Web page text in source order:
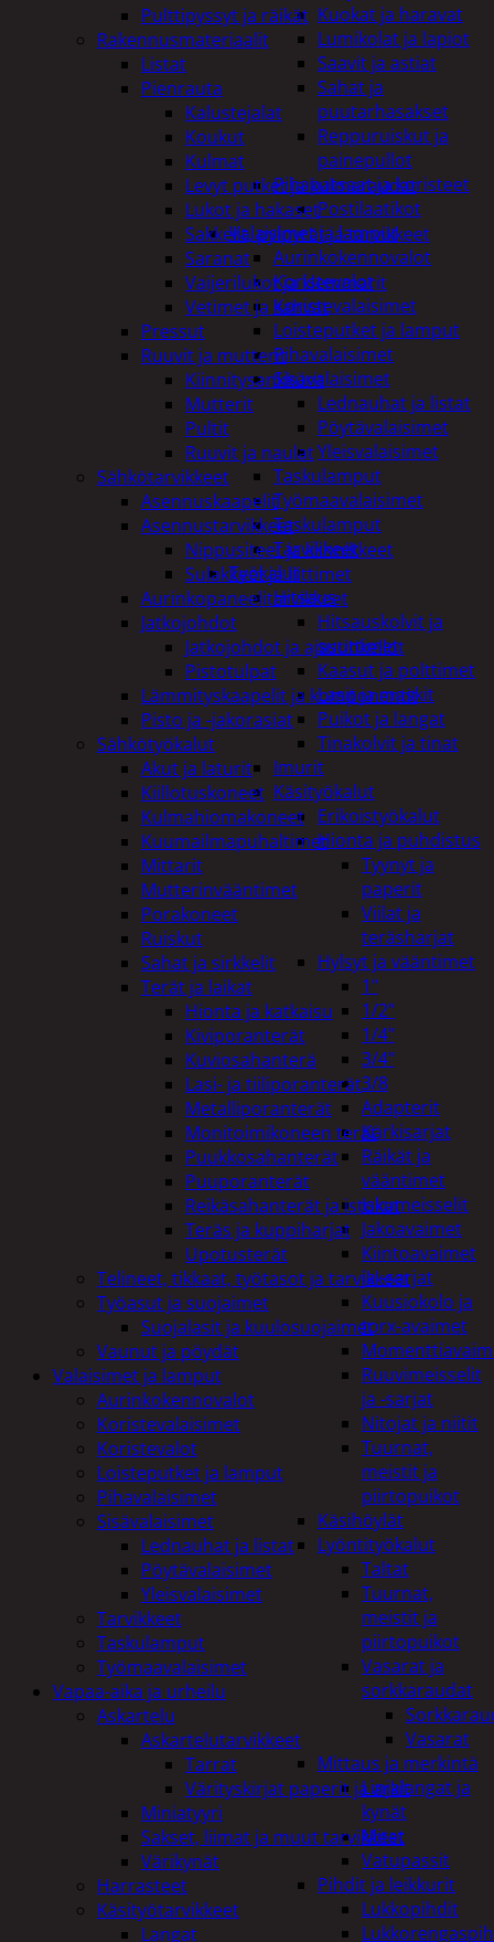
Kuokat ja haravat
Lumikolat ja lapiot
Saavit ja astiat
Sahat ja
puutarhasakset
Reppuruiskut ja
painepullot
Pihapatsaat ja koristeet
Postilaatikot
Valaisimet ja lamput
Aurinkokennovalot
Koristevalot
Koristevalaisimet
Loisteputket ja lamput
Pihavalaisimet
Sisävalaisimet
Lednauhat ja listat
Pöytävalaisimet
Yleisvalaisimet
Taskulamput
Työmaavalaisimet
Taskulamput
Tarvikkeet
Työkalut
Hitsaus
Hitsauskolvit ja
suuttimet
Kaasut ja polttimet
Lasit ja maskit
Puikot ja langat
Tinakolvit ja tinat
Imurit
Käsityökalut
Erikoistyökalut
Hionta ja puhdistus
Tyynyt ja
paperit
Viilat ja
teräsharjat
Hylsyt ja vääntimet
1"
1/2"
1/4"
3/4"
3/8
Adapterit
Kärkisarjat
Räikät ja
vääntimet
Iskumeisselit
Jakoavaimet
Kiintoavaimet
ja -sarjat
Kuusiokolo ja
torx-avaimet
Ruuvimeisselit
ja -sarjat
Nitojat ja niitit
Tuurnat,
meistit ja
piirtopuikot
Käsihöylät
Lyöntityökalut
Taltat
Tuurnat,
meistit ja
piirtopuikot
Vasarat ja
sorkkaraudat
Vasarat
Mittaus ja merkintä
Linjalangat ja
kynät
Mitat
Vatupassit
Pihdit ja leikkurit
Lukkopihdit
Pulttipyssyt ja räikät
Rakennusmateriaalit
Listat
Pienrauta
Kalustejalat
Koukut
Kulmat
Levyt putket ja kulmaraudat
Lukot ja hakaset
Sakkelit, pylpyrät ja tarvikkeet
Saranat
Vaijerilukot ja klemmarit
Vetimet ja kahvat
Pressut
Ruuvit ja mutterit
Kiinnitysankkurit
Mutterit
Pultit
Ruuvit ja naulat
Sähkötarvikkeet
Asennuskaapelit
Asennustarvikkeet
Nippusiteet ja kiinnikkeet
Sulakkeet ja liittimet
Aurinkopaneelitarvikkeet
Jatkojohdot
Jatkojohdot ja ajastinkellot
Pistotulpat
Lämmityskaapelit ja komponentit
Pisto ja -jakorasiat
Sähkötyökalut
Akut ja laturit
Kiillotuskoneet
Kulmahiomakoneet
Kuumailmapuhaltimet
Mittarit
Mutterinvääntimet
Porakoneet
Ruiskut
Sahat ja sirkkelit
Terät ja laikat
Hionta ja katkaisu
Kiviporanterät
Kuviosahanterä
Lasi- ja tiiliporanterät
Metalliporanterät
Monitoimikoneen terät
Puukkosahanterät
Puuporanterät
Reikäsahanterät ja istukat
Teräs ja kuppiharjat
Upotusterät
Telineet, tikkaat, työtasot ja tarvikkeet
Työasut ja suojaimet
Suojalasit ja kuulosuojaimet
Vaunut ja pöydät
Valaisimet ja lamput
Aurinkokennovalot
Koristevalaisimet
Koristevalot
Loisteputket ja lamput
Pihavalaisimet
Sisävalaisimet
Lednauhat ja listat
Pöytävalaisimet
Yleisvalaisimet
Tarvikkeet
Taskulamput
Työmaavalaisimet
Vapaa-aika ja urheilu
Askartelu
Askartelutarvikkeet
Tarrat
Värityskirjat paperit ja arkit
Miniatyyri
Sakset, liimat ja muut tarvikkeet
Värikynät
Harrasteet
Käsityötarvikkeet
Langat